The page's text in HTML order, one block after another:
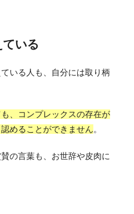
ている
いる人も、自分には取り柄
、コンプレックスの存在が
めることができません。
の言葉も、お世辞や皮肉に